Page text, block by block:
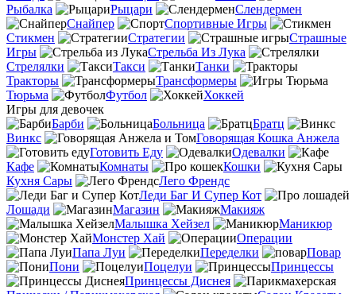
Рыбалка
Рыцари
Слендермен
Снайпер
Спортивные Игры
Стикмен
Стратегии
Страшные
Игры
Стрельба Из Лука
Стрелялки
Такси
Танки
Тракторы
Трансформеры
Тюрьма
Футбол
Хоккей
Игры для девочек
Барби
Больница
Братц
Винкс
Говорящая Кошка Анжела
Готовить Еду
Одевалки
Кафе
Комнаты
Кошки
Кухня Сары
Лего Френдс
Леди Баг И Супер Кот
Лошади
Магазин
Макияж
Малышка Хейзел
Маникюр
Монстер Хай
Операции
Папа Луи
Переделки
Повар
Пони
Поцелуи
Принцессы
Принцессы Диснея